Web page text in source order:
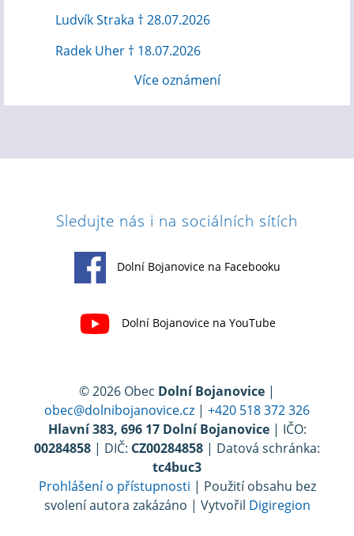
Ludvík Straka † 28.07.2026
Radek Uher † 18.07.2026
Více oznámení
Sledujte nás i na sociálních sítích
Dolní Bojanovice na Facebooku
Dolní Bojanovice na YouTube
© 2026 Obec Dolní Bojanovice |
obec@dolnibojanovice.cz | +420 518 372 326
Hlavní 383, 696 17 Dolní Bojanovice| IČO:
00284858 | DIČ: CZ00284858 | Datová schránka:
tc4buc3
Prohlášení o přístupnosti | Použití obsahu bez
svolení autora zakázáno | Vytvořil Digiregion